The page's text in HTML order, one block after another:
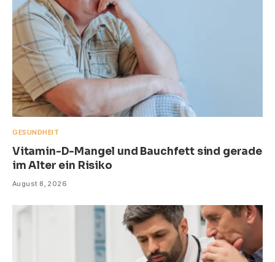
GESUNDHEIT
Vitamin-D-Mangel und Bauchfett sind gerade
im Alter ein Risiko
August 8, 2026